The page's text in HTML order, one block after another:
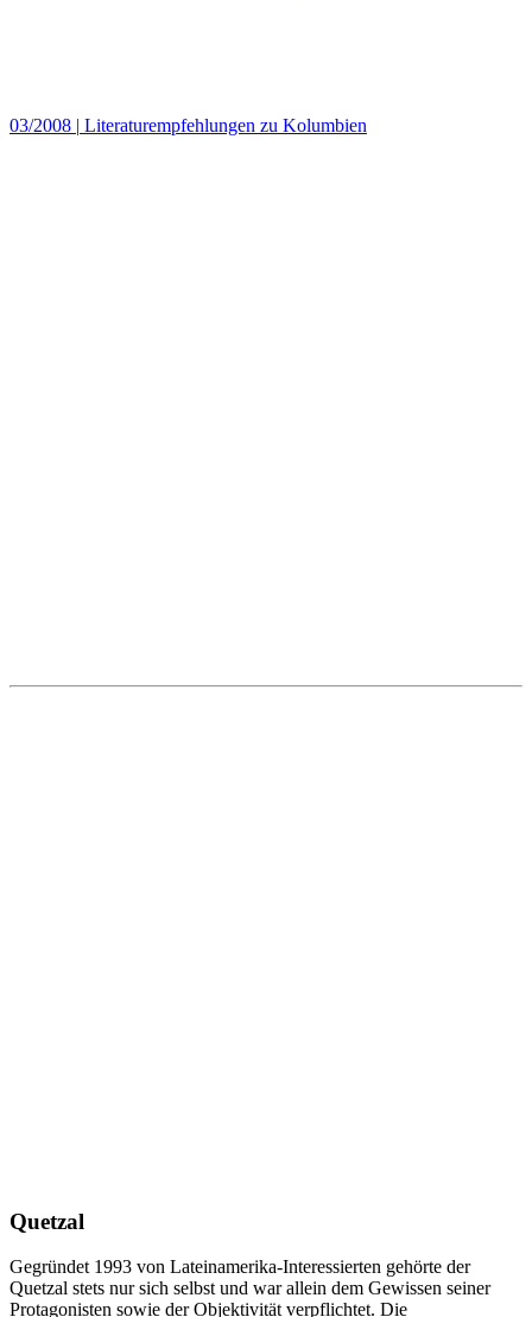
03/2008 | Literaturempfehlungen zu Kolumbien
Quetzal
Gegründet 1993 von Lateinamerika-Interessierten gehörte der
Quetzal stets nur sich selbst und war allein dem Gewissen seiner
Protagonisten sowie der Objektivität verpflichtet. Die